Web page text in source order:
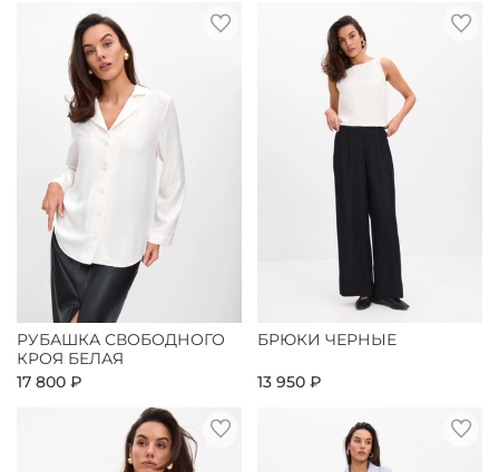
РУБАШКА СВОБОДНОГО
КРОЯ БЕЛАЯ
17 800 ₽
БРЮКИ ЧЕРНЫЕ
13 950 ₽